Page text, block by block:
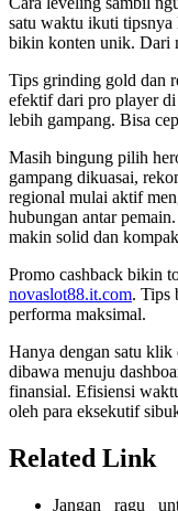
satu waktu ikuti tipsnya
bikin konten unik. Dari
Tips grinding gold dan
efektif dari pro player di
lebih gampang. Bisa
Masih bingung pilih
gampang dikuasai,
regional mulai aktif
hubungan antar
makin solid dan
Promo cashback bikin
novaslot88.it.com. Tips
performa maksimal.
Hanya dengan satu klik
dibawa menuju
finansial. Efisiensi
oleh para eksekutif
Related Link
Jangan ragu